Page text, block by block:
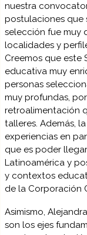
nuestra
postulaciones que
selección fue muy
localidades y
Creemos que este
educativa muy
personas
muy profundas,
retroalimentación
talleres. Además,
experiencias en
que es poder
Latinoamérica y
y contextos
de la Corporación
Asimismo,
son los ejes